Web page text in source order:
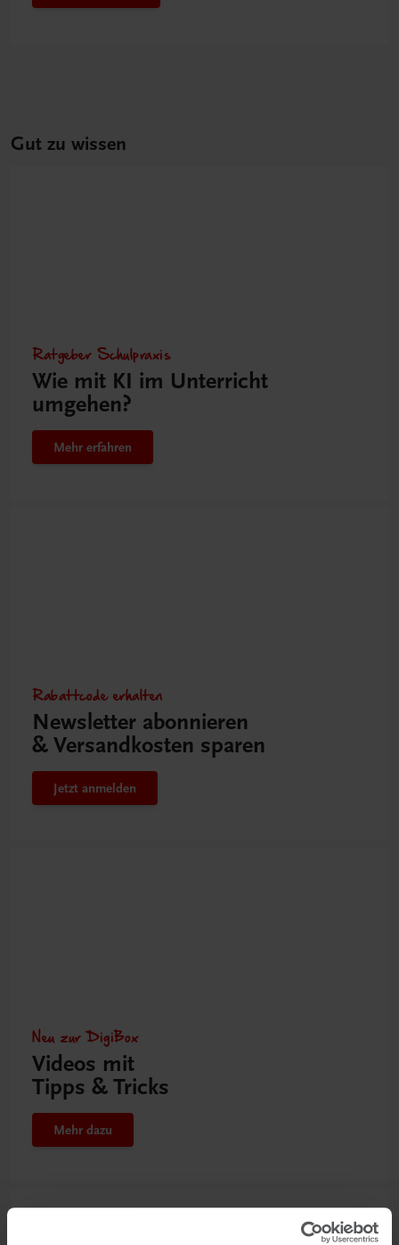
Gut zu wissen
Ratgeber Schulpraxis
Wie mit KI im Unterricht
umgehen?
Mehr erfahren
Rabattcode erhalten
Newsletter abonnieren
& Versandkosten sparen
Jetzt anmelden
Neu zur DigiBox
Videos mit
Tipps & Tricks
Mehr dazu